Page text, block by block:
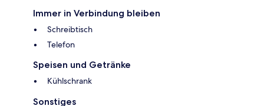
Immer in Verbindung bleiben
Schreibtisch
Telefon
Speisen und Getränke
Kühlschrank
Sonstiges